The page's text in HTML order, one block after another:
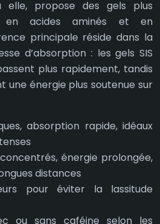
elle, propose des gels plus
en acides aminés et en
principale réside dans la
d’absorption : les gels SIS
plus rapidement, tandis
une énergie plus soutenue sur
absorption rapide, idéaux
énergie prolongée,
distances
pour éviter la lassitude
ou sans caféine selon les